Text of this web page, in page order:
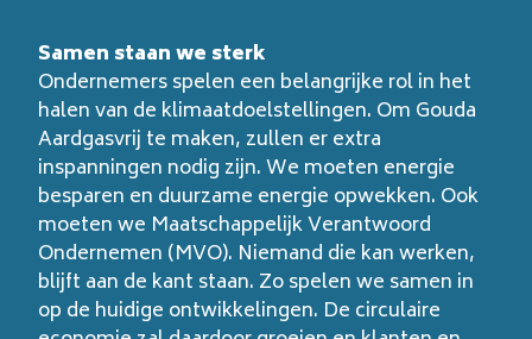
Samen staan we sterk
Ondernemers spelen een belangrijke rol in het
halen van de klimaatdoelstellingen. Om Gouda
Aardgasvrij te maken, zullen er extra
inspanningen nodig zijn. We moeten energie
besparen en duurzame energie opwekken. Ook
moeten we Maatschappelijk Verantwoord
Ondernemen (MVO). Niemand die kan werken,
blijft aan de kant staan. Zo spelen we samen in
op de huidige ontwikkelingen. De circulaire